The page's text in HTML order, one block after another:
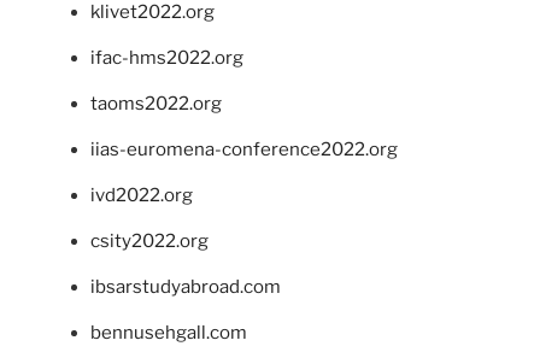
klivet2022.org
ifac-hms2022.org
taoms2022.org
iias-euromena-conference2022.org
ivd2022.org
csity2022.org
ibsarstudyabroad.com
bennusehgall.com